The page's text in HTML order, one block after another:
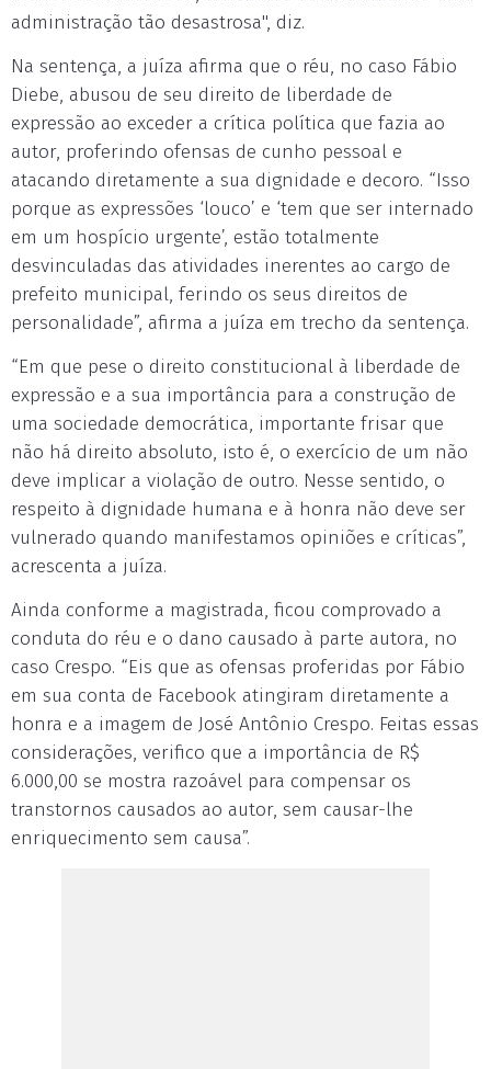
administração tão desastrosa", diz.
Na sentença, a juíza afirma que o réu, no caso Fábio
Diebe, abusou de seu direito de liberdade de
expressão ao exceder a crítica política que fazia ao
autor, proferindo ofensas de cunho pessoal e
atacando diretamente a sua dignidade e decoro. “Isso
porque as expressões ‘louco’ e ‘tem que ser internado
em um hospício urgente’, estão totalmente
desvinculadas das atividades inerentes ao cargo de
prefeito municipal, ferindo os seus direitos de
personalidade”, afirma a juíza em trecho da sentença.
“Em que pese o direito constitucional à liberdade de
expressão e a sua importância para a construção de
uma sociedade democrática, importante frisar que
não há direito absoluto, isto é, o exercício de um não
deve implicar a violação de outro. Nesse sentido, o
respeito à dignidade humana e à honra não deve ser
vulnerado quando manifestamos opiniões e críticas”,
acrescenta a juíza.
Ainda conforme a magistrada, ficou comprovado a
conduta do réu e o dano causado à parte autora, no
caso Crespo. “Eis que as ofensas proferidas por Fábio
em sua conta de Facebook atingiram diretamente a
honra e a imagem de José Antônio Crespo. Feitas essas
considerações, verifico que a importância de R$
6.000,00 se mostra razoável para compensar os
transtornos causados ao autor, sem causar-lhe
enriquecimento sem causa”.